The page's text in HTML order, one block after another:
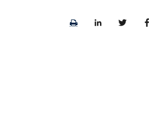
Print ShareShare